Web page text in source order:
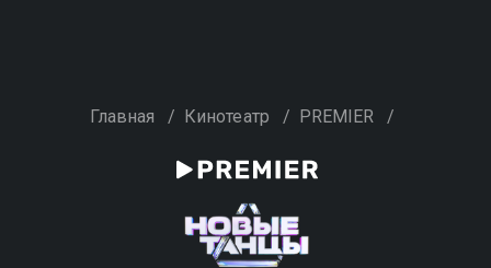
Главная / Кинотеатр / PREMIER /